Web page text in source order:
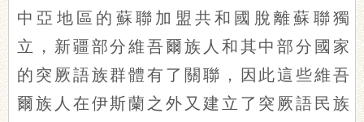
中亞地區的蘇聯加盟共和國脫離蘇聯獨
立，新疆部分維吾爾族人和其中部分國家
的突厥語族群體有了關聯，因此這些維吾
爾族人在伊斯蘭之外又建立了突厥語民族